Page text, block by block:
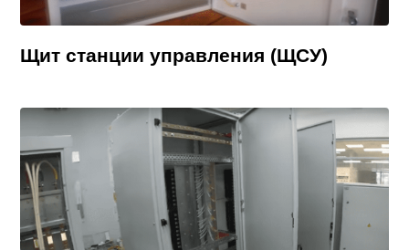
Щит станции управления (ЩСУ)